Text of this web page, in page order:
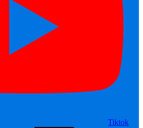
Tiktok